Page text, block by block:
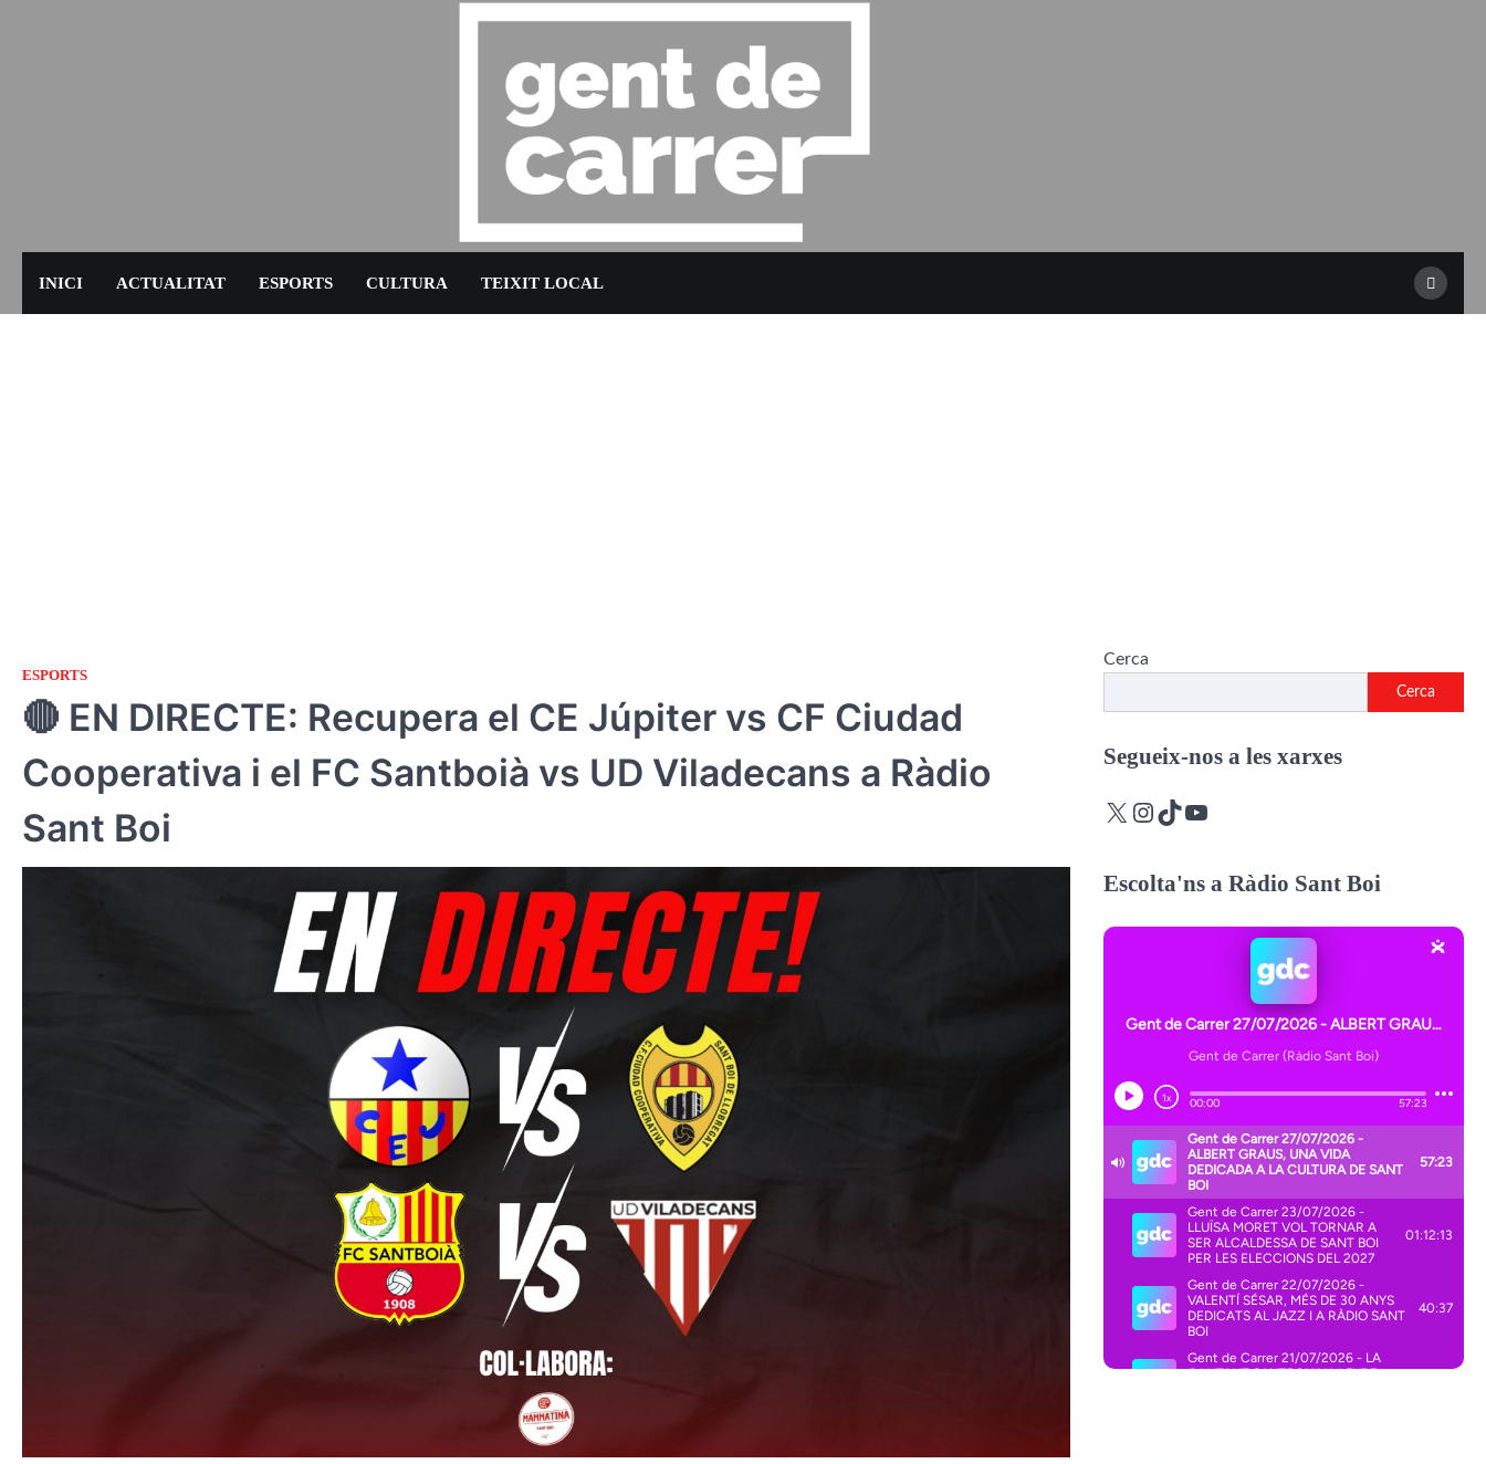
INICI ACTUALITAT ESPORTS CULTURA TEIXIT LOCAL
ESPORTS
🔴 EN DIRECTE: Recupera el CE Júpiter vs CF Ciudad
Cooperativa i el FC Santboià vs UD Viladecans a Ràdio
Sant Boi
Cerca
Cerca
Segueix-nos a les xarxes
X Instagram
TikTokYouTube
Escolta'ns a Ràdio Sant Boi